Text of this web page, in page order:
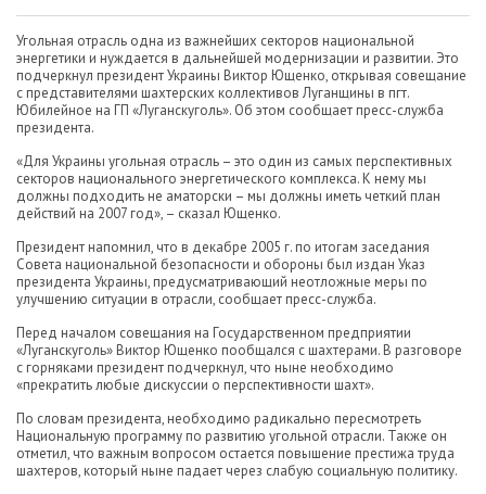
Угольная отрасль одна из важнейших секторов национальной
энергетики и нуждается в дальнейшей модернизации и развитии. Это
подчеркнул президент Украины Виктор Ющенко, открывая совещание
с представителями шахтерских коллективов Луганщины в пгт.
Юбилейное на ГП «Луганскуголь». Об этом сообщает пресс-служба
президента.
«Для Украины угольная отрасль – это один из самых перспективных
секторов национального энергетического комплекса. К нему мы
должны подходить не аматорски – мы должны иметь четкий план
действий на 2007 год», – сказал Ющенко.
Президент напомнил, что в декабре 2005 г. по итогам заседания
Совета национальной безопасности и обороны был издан Указ
президента Украины, предусматривающий неотложные меры по
улучшению ситуации в отрасли, сообщает пресс-служба.
Перед началом совещания на Государственном предприятии
«Луганскуголь» Виктор Ющенко пообщался с шахтерами. В разговоре
с горняками президент подчеркнул, что ныне необходимо
«прекратить любые дискуссии о перспективности шахт».
По словам президента, необходимо радикально пересмотреть
Национальную программу по развитию угольной отрасли. Также он
отметил, что важным вопросом остается повышение престижа труда
шахтеров, который ныне падает через слабую социальную политику.